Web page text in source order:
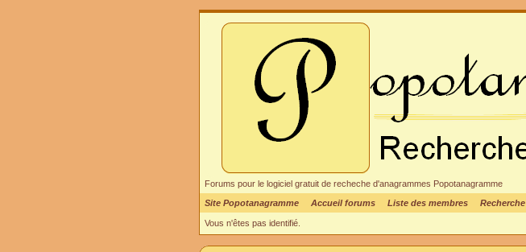
Forums pour le logiciel gratuit de recheche d'anagrammes Popotanagramme
Site Popotanagramme
Accueil forums Liste des membres Recherche
Vous n'êtes pas identifié.